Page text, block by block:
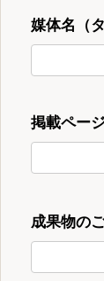
媒体名（
掲載ペー
成果物の